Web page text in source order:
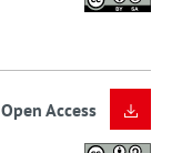
Open Access